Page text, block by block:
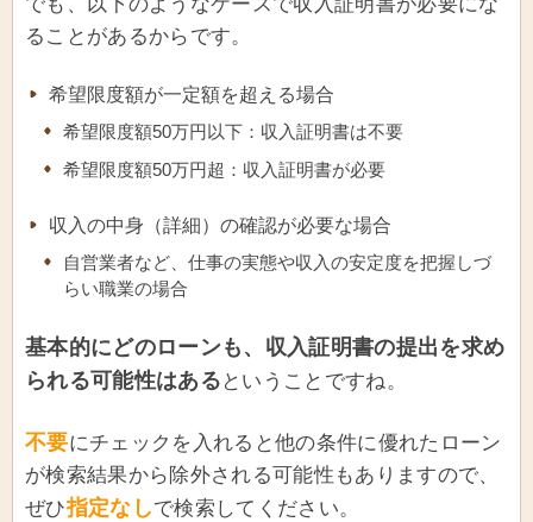
ることがあるからです。
希望限度額が一定額を超える場合
希望限度額50万円以下：収入証明書は不要
希望限度額50万円超：収入証明書が必要
収入の中身（詳細）の確認が必要な場合
自営業者など、仕事の実態や収入の安定度を把握しづ
らい職業の場合
基本的にどのローンも、収入証明書の提出を求め
られる可能性はある ということですね。
不要にチェックを入れると他の条件に優れたローン
が検索結果から除外される可能性もありますので、
ぜひ指定なしで検索してください。